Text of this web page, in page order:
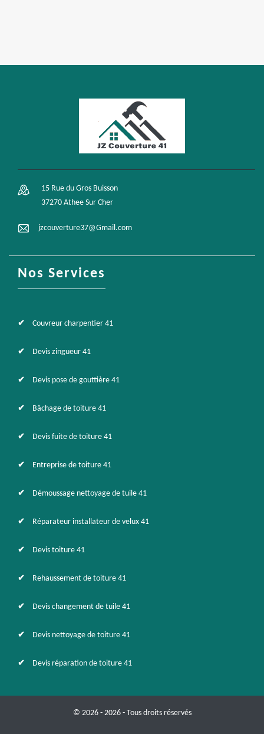
15 Rue du Gros Buisson
37270 Athee Sur Cher
jzcouverture37@Gmail.com
Nos Services
Couvreur charpentier 41
Devis zingueur 41
Devis pose de gouttière 41
Bâchage de toiture 41
Devis fuite de toiture 41
Entreprise de toiture 41
Démoussage nettoyage de tuile 41
Réparateur installateur de velux 41
Devis toiture 41
Rehaussement de toiture 41
Devis changement de tuile 41
Devis nettoyage de toiture 41
Devis réparation de toiture 41
© 2026 - 2026 - Tous droits réservés